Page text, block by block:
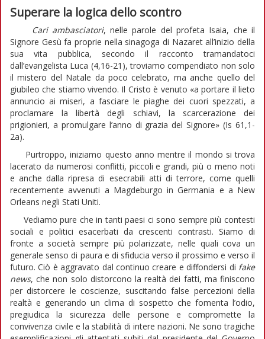
Superare la logica dello scontro
Cari ambasciatori, nelle parole del profeta Isaia, che il
Signore Gesù fa proprie nella sinagoga di Nazaret all’inizio della
sua vita pubblica, secondo il racconto tramandatoci
dall’evangelista Luca (4,16-21), troviamo compendiato non solo
il mistero del Natale da poco celebrato, ma anche quello del
giubileo che stiamo vivendo. Il Cristo è venuto «a portare il lieto
annuncio ai miseri, a fasciare le piaghe dei cuori spezzati, a
proclamare la libertà degli schiavi, la scarcerazione dei
prigionieri, a promulgare l’anno di grazia del Signore» (Is 61,1-
2a).
Purtroppo, iniziamo questo anno mentre il mondo si trova
lacerato da numerosi conflitti, piccoli e grandi, più o meno noti
e anche dalla ripresa di esecrabili atti di terrore, come quelli
recentemente avvenuti a Magdeburgo in Germania e a New
Orleans negli Stati Uniti.
Vediamo pure che in tanti paesi ci sono sempre più contesti
sociali e politici esacerbati da crescenti contrasti. Siamo di
fronte a società sempre più polarizzate, nelle quali cova un
generale senso di paura e di sfiducia verso il prossimo e verso il
futuro. Ciò è aggravato dal continuo creare e diffondersi di fake
news, che non solo distorcono la realtà dei fatti, ma finiscono
per distorcere le coscienze, suscitando false percezioni della
realtà e generando un clima di sospetto che fomenta l’odio,
pregiudica la sicurezza delle persone e compromette la
convivenza civile e la stabilità di intere nazioni. Ne sono tragiche